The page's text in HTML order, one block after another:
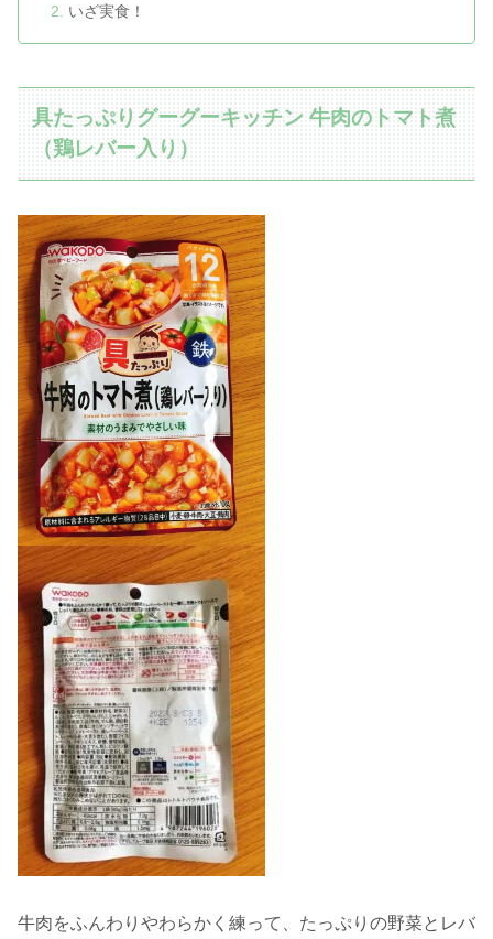
いざ実食！
具たっぷりグーグーキッチン 牛肉のトマト煮
（鶏レバー入り）
牛肉をふんわりやわらかく練って、たっぷりの野菜とレバ